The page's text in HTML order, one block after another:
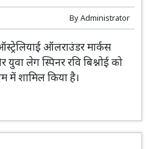
बतौर कप्तान खेलेंगे लोकेश
ByAdministrator
ऑलराउंडर मार्कस